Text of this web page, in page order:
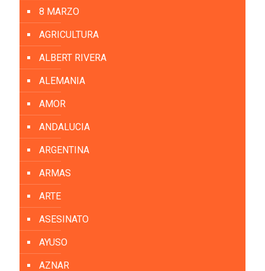
8 MARZO
AGRICULTURA
ALBERT RIVERA
ALEMANIA
AMOR
ANDALUCIA
ARGENTINA
ARMAS
ARTE
ASESINATO
AYUSO
AZNAR